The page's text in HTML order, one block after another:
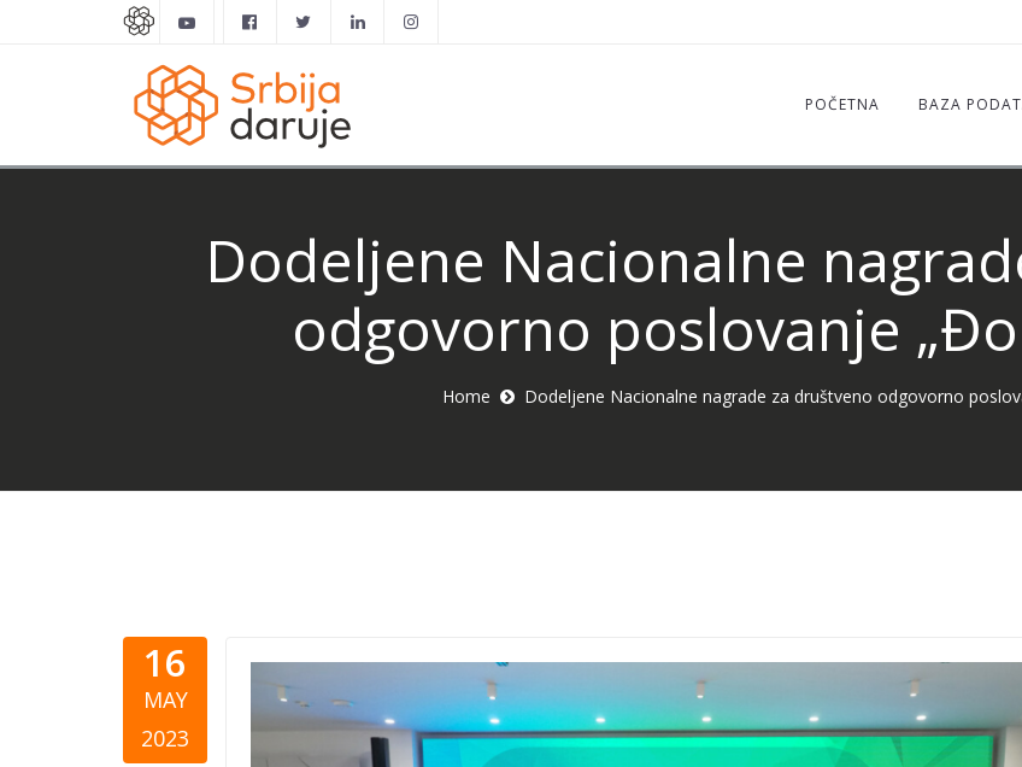
POČETNA BAZA
Dodeljene Nacionalne
odgovorno poslovanje
Home Dodeljene Nacionalne nagrade za društveno odgovorno
16
MAY
2023
djordje-vajfert-nagrada.png